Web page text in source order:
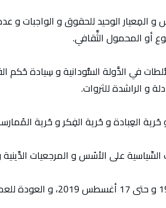
الوحيد للحقوق و الواجبات و
أو المحمول الثَّقافي.
في الدَّولة السُّودانية و سِيادة حُكم
و الراشدة للثروات.